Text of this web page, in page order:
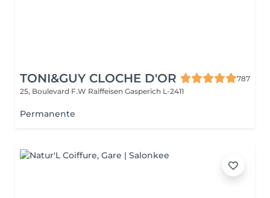
TONI&GUY CLOCHE D'OR
787
25, Boulevard F.W Raiffeisen Gasperich L-2411
Permanente